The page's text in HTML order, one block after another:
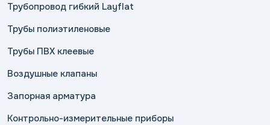
Трубопровод гибкий Layflat
Трубы полиэтиленовые
Трубы ПВХ клеевые
Воздушные клапаны
Запорная арматура
Контрольно-измерительные приборы